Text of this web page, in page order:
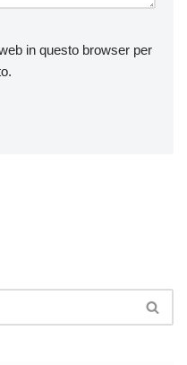
in questo browser per